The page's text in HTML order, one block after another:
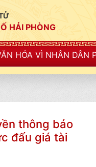
HẢI PHÒNG
DÂN PHỤC VỤ"
thông báo
đấu giá tài